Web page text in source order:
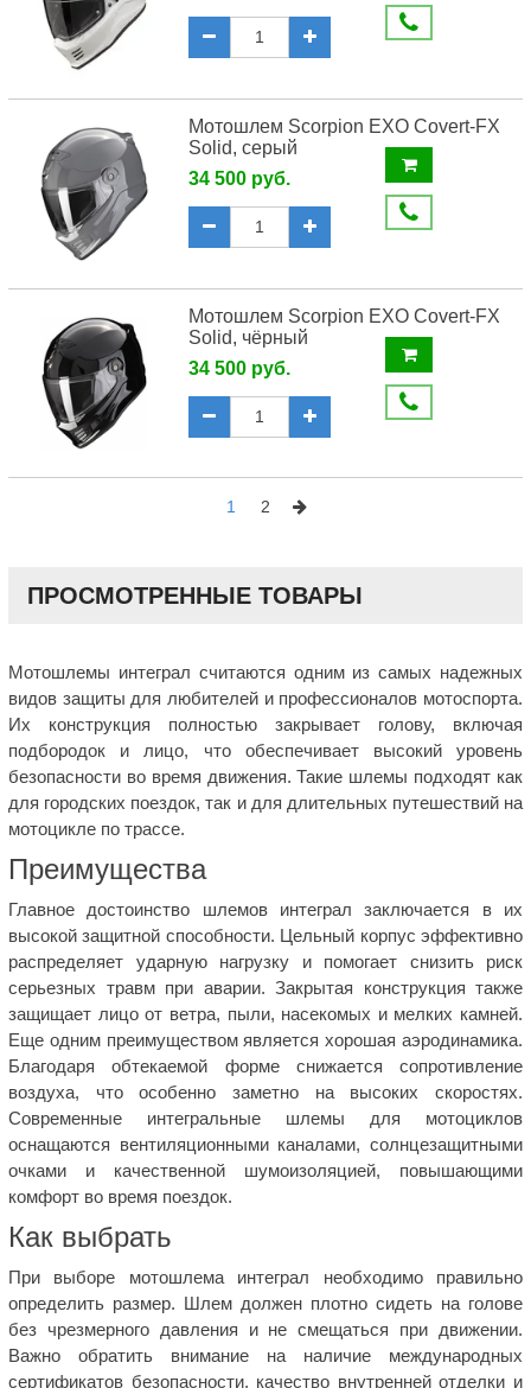
Мотошлем Scorpion EXO Covert-FX
Solid, серый
34 500 руб.
Мотошлем Scorpion EXO Covert-FX
Solid, чёрный
34 500 руб.
1 2
ПРОСМОТРЕННЫЕ ТОВАРЫ
Мотошлемы интеграл считаются одним из самых надежных
видов защиты для любителей и профессионалов мотоспорта.
Их конструкция полностью закрывает голову, включая
подбородок и лицо, что обеспечивает высокий уровень
безопасности во время движения. Такие шлемы подходят как
для городских поездок, так и для длительных путешествий на
мотоцикле по трассе.
Преимущества
Главное достоинство шлемов интеграл заключается в их
высокой защитной способности. Цельный корпус эффективно
распределяет ударную нагрузку и помогает снизить риск
серьезных травм при аварии. Закрытая конструкция также
защищает лицо от ветра, пыли, насекомых и мелких камней.
Еще одним преимуществом является хорошая аэродинамика.
Благодаря обтекаемой форме снижается сопротивление
воздуха, что особенно заметно на высоких скоростях.
Современные интегральные шлемы для мотоциклов
оснащаются вентиляционными каналами, солнцезащитными
очками и качественной шумоизоляцией, повышающими
комфорт во время поездок.
Как выбрать
При выборе мотошлема интеграл необходимо правильно
определить размер. Шлем должен плотно сидеть на голове
без чрезмерного давления и не смещаться при движении.
Важно обратить внимание на наличие международных
сертификатов безопасности, качество внутренней отделки и